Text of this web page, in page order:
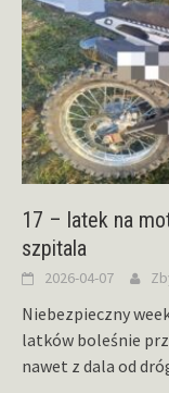
17 – latek na
szpitala
2026-04-07
Niebezpieczny
latków boleśnie
nawet z dala od